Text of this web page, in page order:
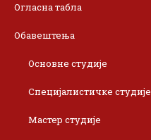
Огласна табла
Обавештења
Основне студије
Специјалистичке студије
Мастер студије